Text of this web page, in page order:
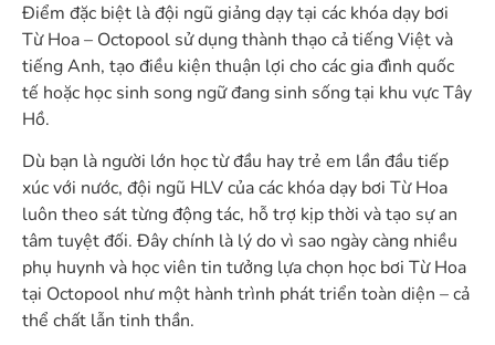
Điểm đặc biệt là đội ngũ giảng dạy tại các khóa dạy bơi
Từ Hoa – Octopool sử dụng thành thạo cả tiếng Việt và
tiếng Anh, tạo điều kiện thuận lợi cho các gia đình quốc
tế hoặc học sinh song ngữ đang sinh sống tại khu vực Tây
Hồ.
Dù bạn là người lớn học từ đầu hay trẻ em lần đầu tiếp
xúc với nước, đội ngũ HLV của các khóa dạy bơi Từ Hoa
luôn theo sát từng động tác, hỗ trợ kịp thời và tạo sự an
tâm tuyệt đối. Đây chính là lý do vì sao ngày càng nhiều
phụ huynh và học viên tin tưởng lựa chọn học bơi Từ Hoa
tại Octopool như một hành trình phát triển toàn diện – cả
thể chất lẫn tinh thần.